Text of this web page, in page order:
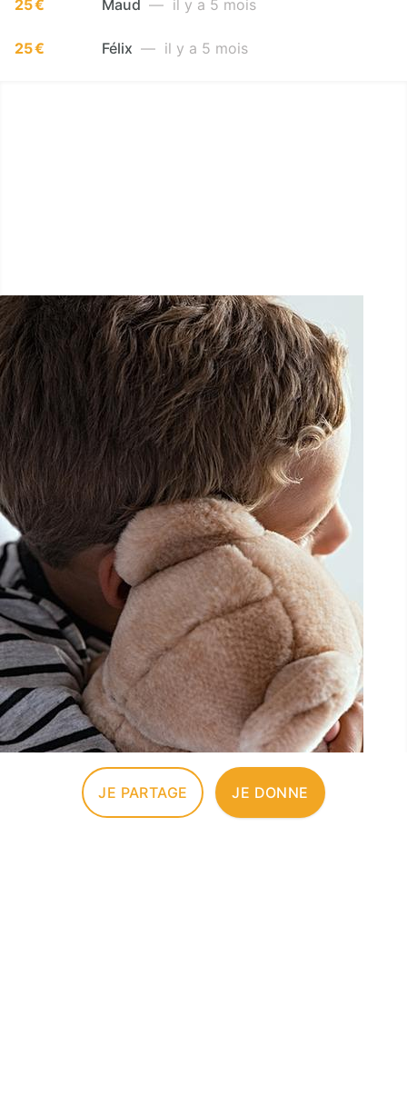
25 € Maud — il y a 5 mois
25 € Félix — il y a 5 mois
JE PARTAGE JE DONNE